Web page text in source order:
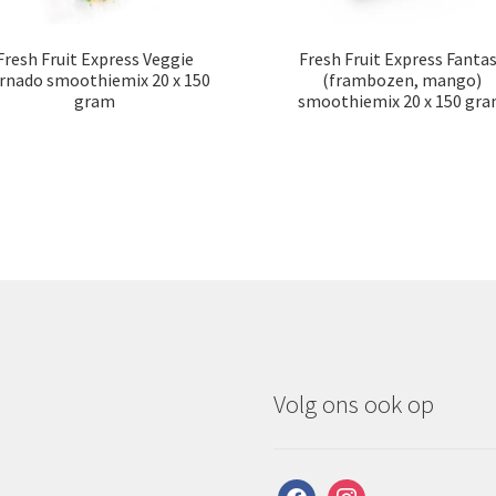
Fruit Express Veggie
smoothiemix 20 x 150
gram
Fresh Fruit Express
(frambozen, mango)
smoothiemix 20 x 150
Volg ons ook op